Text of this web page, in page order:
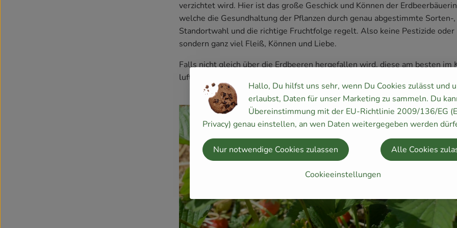
verzichtet wird. Hier ist das große Geschick und Können der
welche die Gesundhaltung der Pflanzen durch genau abgestimmte Sorten-,
Standortwahl und die richtige Fruchtfolge regelt. Also keine Pestizide oder
sondern ganz viel Fleiß, Können und Liebe.
Falls nicht gleich über die Erdbeeren hergefallen wird, diese am besten im
luftig in einem Sieb aufbewahren und erst kurz vor der Zubereitung
Hallo, Du hilfst uns sehr, wenn Du Cookies zulässt und
erlaubst, Daten für unser Marketing zu sammeln. Du
Übereinstimmung mit der EU-Richtlinie 2009/136/EG
Privacy) genau einstellen, an wen Daten weitergegeben werden
Cookieeinstellungen
Nur notwendige Cookies zulassen Alle Cookies